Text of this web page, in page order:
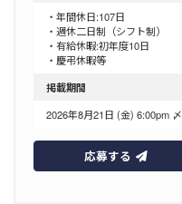
・年間休日:107日
・週休二日制（シフト制）
・有給休暇:初年度10日
・慶弔休暇等
掲載期間
2026年8月21日 (金) 6:00pm 〆
応募する